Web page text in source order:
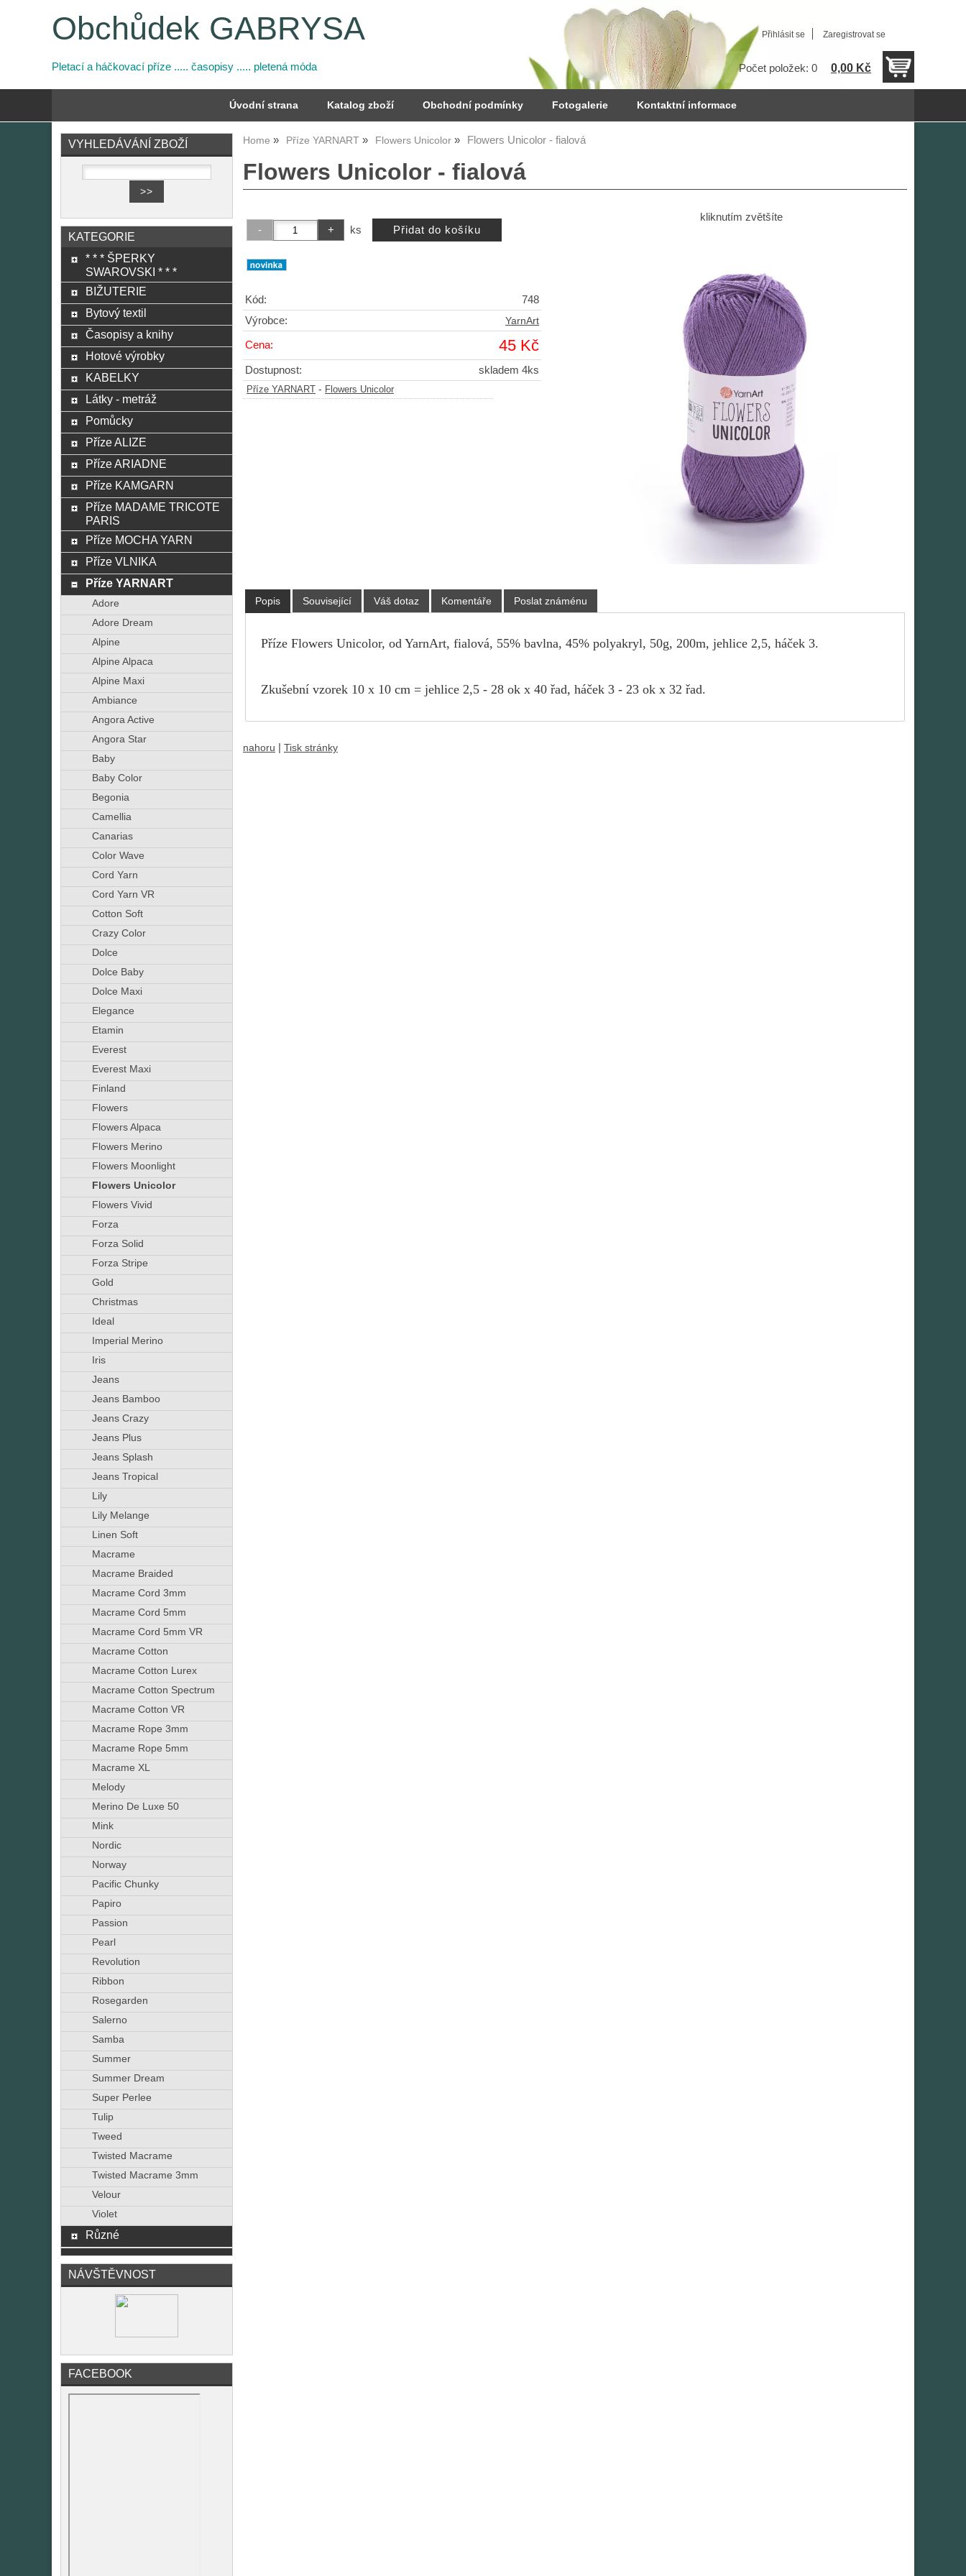
Přihlásit se Zaregistrovat se
Počet položek: 0 0,00 Kč
Obchůdek GABRYSA
Pletací a háčkovací příze ..... časopisy ..... pletená móda
Úvodní strana Katalog zboží Obchodní podmínky Fotogalerie Kontaktní informace
Home Příze YARNART Flowers Unicolor Flowers Unicolor - fialová
Flowers Unicolor - fialová
kliknutím zvětšíte
ks
Kód:
748
Výrobce:
YarnArt
Cena: 45 Kč
Dostupnost: skladem 4ks
Příze YARNART - Flowers Unicolor
Popis Související Váš dotaz Komentáře Poslat známénu
Příze Flowers Unicolor, od YarnArt, fialová, 55% bavlna, 45% polyakryl, 50g, 200m, jehlice 2,5, háček 3.
Zkušební vzorek 10 x 10 cm = jehlice 2,5 - 28 ok x 40 řad, háček 3 - 23 ok x 32 řad.
nahoru Tisk stránky
VYHLEDÁVÁNÍ ZBOŽÍ
KATEGORIE
* * * ŠPERKY
SWAROVSKI * * *
BIŽUTERIE
Bytový textil
Časopisy a knihy
Hotové výrobky
KABELKY
Látky - metráž
Pomůcky
Příze ALIZE
Příze ARIADNE
Příze KAMGARN
Příze MADAME TRICOTE
PARIS
Příze MOCHA YARN
Příze VLNIKA
Příze YARNART
Adore
Adore Dream
Alpine
Alpine Alpaca
Alpine Maxi
Ambiance
Angora Active
Angora Star
Baby
Baby Color
Begonia
Camellia
Canarias
Color Wave
Cord Yarn
Cord Yarn VR
Cotton Soft
Crazy Color
Dolce
Dolce Baby
Dolce Maxi
Elegance
Etamin
Everest
Everest Maxi
Finland
Flowers
Flowers Alpaca
Flowers Merino
Flowers Moonlight
Flowers Unicolor
Flowers Vivid
Forza
Forza Solid
Forza Stripe
Gold
Christmas
Ideal
Imperial Merino
Iris
Jeans
Jeans Bamboo
Jeans Crazy
Jeans Plus
Jeans Splash
Jeans Tropical
Lily
Lily Melange
Linen Soft
Macrame
Macrame Braided
Macrame Cord 3mm
Macrame Cord 5mm
Macrame Cord 5mm VR
Macrame Cotton
Macrame Cotton Lurex
Macrame Cotton Spectrum
Macrame Cotton VR
Macrame Rope 3mm
Macrame Rope 5mm
Macrame XL
Melody
Merino De Luxe 50
Mink
Nordic
Norway
Pacific Chunky
Papiro
Passion
Pearl
Revolution
Ribbon
Rosegarden
Salerno
Samba
Summer
Summer Dream
Super Perlee
Tulip
Tweed
Twisted Macrame
Twisted Macrame 3mm
Velour
Violet
Různé
NÁVŠTĚVNOST
FACEBOOK